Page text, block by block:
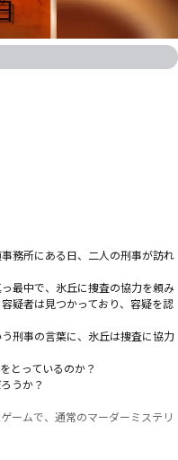
務所にある日、二人の刑事が訪れ
最中で、氷丘に捜査の協力を頼み
疑者は見つかっており、容疑を認
刑事の言葉に、氷丘は捜査に協力
とっているのか？
うか？
ームで、通常のマーダーミステリ